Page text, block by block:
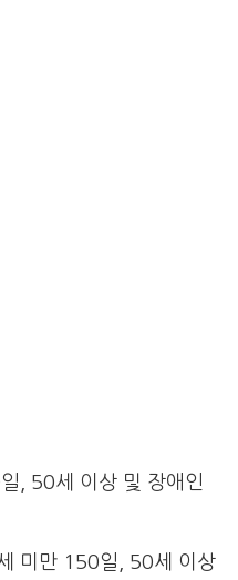
, 50세 이상 및 장애인
미만 150일, 50세 이상